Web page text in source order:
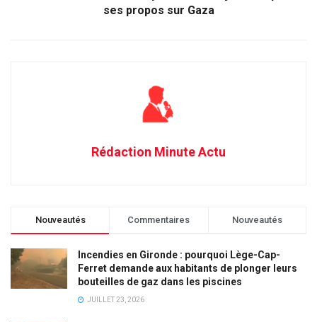
ses propos sur Gaza
Rédaction Minute Actu
Nouveautés Commentaires Nouveautés
Incendies en Gironde : pourquoi Lège-Cap-
Ferret demande aux habitants de plonger leurs
bouteilles de gaz dans les piscines
JUILLET 23, 2026